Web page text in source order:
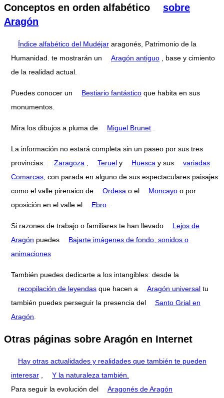
Conceptos en orden alfabético
sobre
Aragón
Índice alfabético del Mudéjar aragonés, Patrimonio de la
Humanidad. te mostrarán un
Aragón antiguo , base y cimiento
de la realidad actual.
Puedes conocer un Bestiario fantástico que habita en sus
monumentos.
Mira los dibujos a pluma de Miguel Brunet
La información no estará completa sin un paseo por sus tres
provincias:
Zaragoza Teruel y Huesca y sus
variadas
Comarcas , con parada en alguno de sus espectaculares paisajes
como el valle pirenaico de
Ordesa o el Moncayo o por
oposición en el valle el
Ebro
Si razones de trabajo o familiares te han llevado
Lejos de
Aragón puedes
Bajarte imágenes de fondo, sonidos o
animaciones
También puedes dedicarte a los intangibles: desde la
recopilación de leyendas que hacen a Aragón universal tu
también puedes perseguir la presencia del
Santo Grial en
Aragón
Otras páginas sobre Aragón en Internet
Hay otras actualidades y realidades que también te pueden
interesar ,
Y la naturaleza también.
Para seguir la evolución del
Aragonés de Aragón